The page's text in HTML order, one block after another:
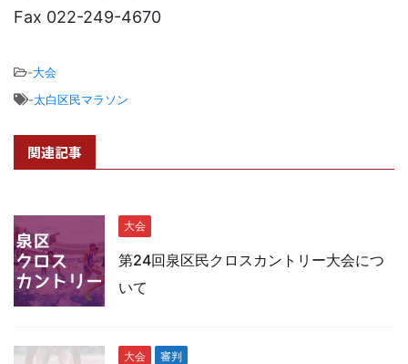
Fax 022-249-4670
-大会
-太白区民マラソン
関連記事
大会
第24回泉区民クロスカントリー大会につ
いて
大会 審判